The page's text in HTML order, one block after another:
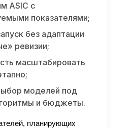
ASIC с
показателями;
без адаптации
ревизии;
масштабировать
моделей под
и бюджеты.
планирующих